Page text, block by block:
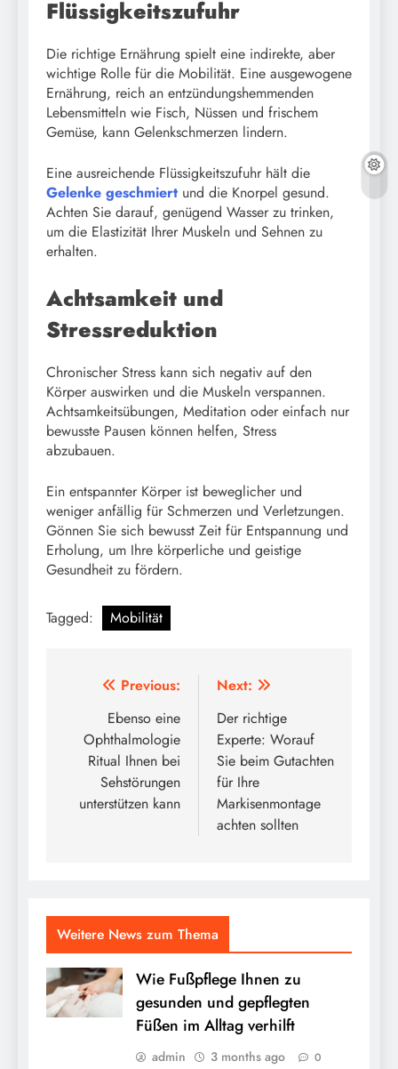
Flüssigkeitszufuhr
Die richtige Ernährung spielt eine indirekte, aber
wichtige Rolle für die Mobilität. Eine ausgewogene
Ernährung, reich an entzündungshemmenden
Lebensmitteln wie Fisch, Nüssen und frischem
Gemüse, kann Gelenkschmerzen lindern.
Eine ausreichende Flüssigkeitszufuhr hält die
Gelenke geschmiert und die Knorpel gesund.
Achten Sie darauf, genügend Wasser zu trinken,
um die Elastizität Ihrer Muskeln und Sehnen zu
erhalten.
Achtsamkeit und
Stressreduktion
Chronischer Stress kann sich negativ auf den
Körper auswirken und die Muskeln verspannen.
Achtsamkeitsübungen, Meditation oder einfach nur
bewusste Pausen können helfen, Stress
abzubauen.
Ein entspannter Körper ist beweglicher und
weniger anfällig für Schmerzen und Verletzungen.
Gönnen Sie sich bewusst Zeit für Entspannung und
Erholung, um Ihre körperliche und geistige
Gesundheit zu fördern.
Tagged: Mobilität
Post
navigation
Previous:
Ebenso eine
Ophthalmologie
Ritual Ihnen bei
Sehstörungen
unterstützen kann
Next:
Der richtige
Experte: Worauf
Sie beim Gutachten
für Ihre
Markisenmontage
achten sollten
Weitere News zum Thema
Wie Fußpflege Ihnen zu
gesunden und gepflegten
Füßen im Alltag verhilft
admin 3 months ago 0